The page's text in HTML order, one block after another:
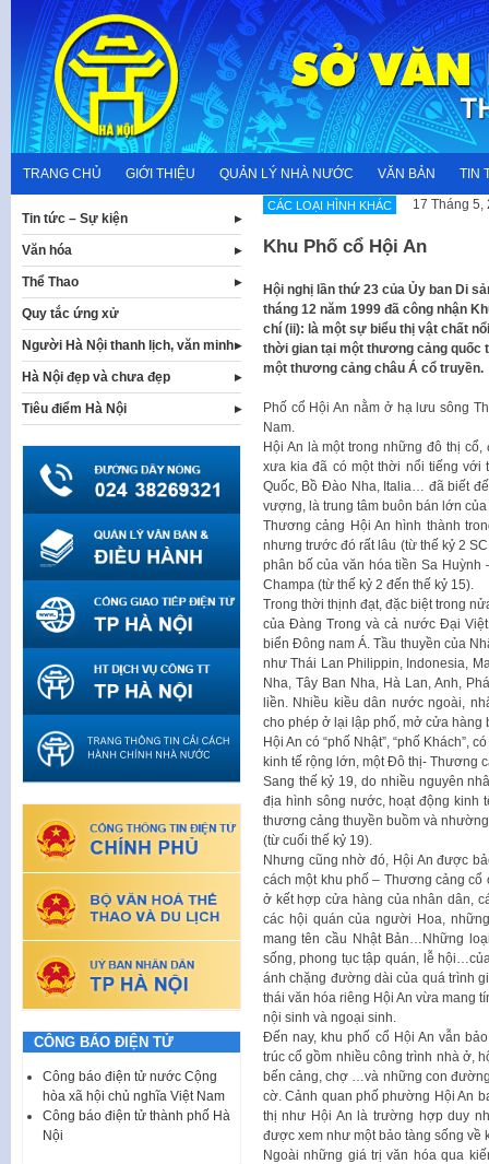
content
TRANG CHỦ GIỚI THIỆU QUẢN LÝ NHÀ NƯỚC VĂN BẢN TIN
CÁC LOẠI HÌNH KHÁC 17 Tháng 5,
Khu Phố cổ Hội An
​Hội nghị lần thứ 23 của Ủy ban Di
tháng 12 năm 1999 đã công nhận
chí (ii): là một sự biểu thị vật chất
thời gian tại một thương cảng quốc
một thương cảng châu Á cổ truyền.
​Phố cổ Hội An nằm ở hạ lưu sông
Nam.
Hội An là một trong những đô thị
xưa kia đã có một thời nổi tiếng với
Quốc, Bồ Đào Nha, Italia… đã biết
vượng, là trung tâm buôn bán lớn
Thương cảng Hội An hình thành
nhưng trước đó rất lâu (từ thế kỷ 2
phân bố của văn hóa tiền Sa Huỳnh
Champa (từ thế kỷ 2 đến thế kỷ 15).
Trong thời thịnh đạt, đặc biệt trong
của Đàng Trong và cả nước Đại
biển Đông nam Á. Tầu thuyền của
như Thái Lan Philippin, Indonesia,
Nha, Tây Ban Nha, Hà Lan, Anh,
liền. Nhiều kiều dân nước ngoài,
cho phép ở lại lập phố, mở cửa hàng
Hội An có “phố Nhật”, “phố
kinh tế rộng lớn, một Đô thị- Thương
Sang thế kỷ 19, do nhiều nguyên
địa hình sông nước, hoạt động kinh
thương cảng thuyền buồm và
(từ cuối thế kỷ 19).
Nhưng cũng nhờ đó, Hội An được
cách một khu phố – Thương cảng
ở kết hợp cửa hàng của nhân dân,
các hội quán của người Hoa,
mang tên cầu Nhật Bản…Những
sống, phong tục tập quán, lễ
ánh chặng đường dài của quá trình
thái văn hóa riêng Hội An vừa mang
nội sinh và ngoại sinh.
Đến nay, khu phố cổ Hội An vẫn
trúc cổ gồm nhiều công trình nhà ở,
bến cảng, chợ …và những con
cờ. Cảnh quan phố phường Hội An
thị như Hội An là trường hợp duy
được xem như một bảo tàng sống về
Ngoài những giá trị văn hóa qua
Tin tức – Sự kiện
Văn hóa
Thể Thao
Quy tắc ứng xử
Người Hà Nội thanh lịch, văn minh
Hà Nội đẹp và chưa đẹp
Tiêu điểm Hà Nội
CÔNG BÁO ĐIỆN TỬ
Công báo điện tử nước Cộng
hòa xã hội chủ nghĩa Việt Nam
Công báo điện tử thành phố Hà
Nội